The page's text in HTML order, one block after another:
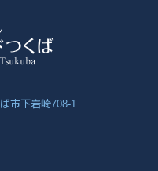
市下岩崎708-1